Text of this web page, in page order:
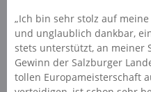
„Ich bin sehr stolz auf
und unglaublich dankbar,
stets unterstützt, an meiner
Gewinn der Salzburger
tollen Europameisterschaft